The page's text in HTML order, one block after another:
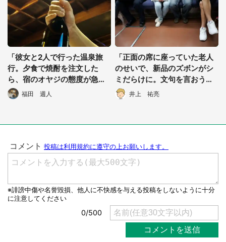
「彼女と2人で行った温泉旅
行。夕食で焼酎を注文した
ら、宿のオヤジの態度が急変
し...」（東京都・40代男性）
福田 週人
「正面の席に座っていた老人
のせいで、新品のズボンがシ
ミだらけに。文句を言おうと
したら別の老人が...」（千葉
県・30代女性）
井上 祐亮